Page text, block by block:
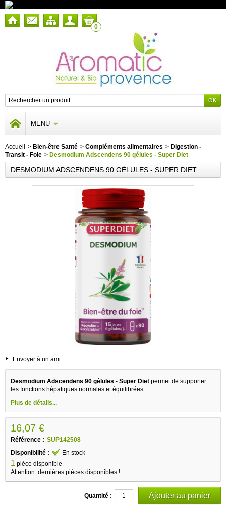
0
MENU
Accueil > Bien-être Santé > Compléments alimentaires > Digestion -
Transit - Foie > Desmodium Adscendens 90 gélules - Super Diet
DESMODIUM ADSCENDENS 90 GÉLULES - SUPER DIET
Envoyer à un ami
Desmodium Adscendens 90 gélules - Super Diet permet de supporter
les fonctions hépatiques normales et équilibrées.
Plus de détails...
16,07 €
Référence : SUP142508
Disponibilité :
En stock
1 pièce disponible
Attention: dernières pièces disponibles !
Quantité :